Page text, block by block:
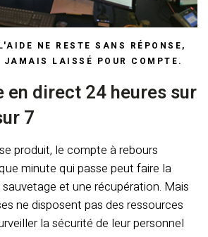
NE RESTE SANS RÉPONSE,
JAMAIS LAISSÉ POUR COMPTE.
en direct 24 heures sur
7
produit, le compte à rebours
minute qui passe peut faire la
et une récupération. Mais
ne disposent pas des ressources
la sécurité de leur personnel